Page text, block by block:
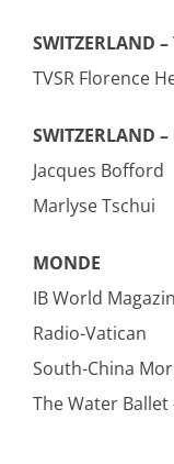
SWITZERLAND –
TVSR Florence
SWITZERLAND
Jacques Bofford
Marlyse Tschui
MONDE
IB World
Radio-Vatican
South-China
The Water